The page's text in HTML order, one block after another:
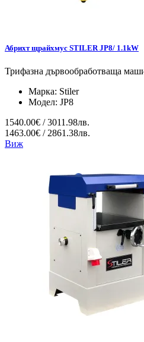
Абрихт щрайхмус STILER JP8/ 1.1kW
Трифазна дървообработваща
Марка: Stiler
Модел: JP8
1540.00€ / 3011.98лв.
1463.00€ / 2861.38лв.
Виж